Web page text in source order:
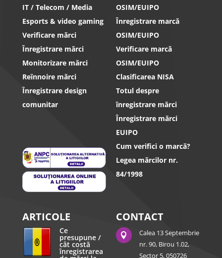
IT / Telecom / Media
Esports & video gaming
Verificare mărci
Înregistrare mărci
Monitorizare mărci
Reînnoire mărci
Înregistrare design
comunitar
OSIM/EUIPO
Înregistrare marcă
OSIM/EUIPO
Verificare marcă
OSIM/EUIPO
Clasificarea NISA
Totul despre
înregistrare mărci
Înregistrare mărci
EUIPO
Cum verifici o marcă?
Legea mărcilor nr.
84/1998
ARTICOLE
Ce
presupune /
cât costă
înregistrarea
CONTACT

Calea 13 Septembrie
nr. 90, Birou 1.02,
Sector 5, 050726